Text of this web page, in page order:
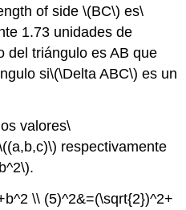
of side \(BC\) es\
1.73 unidades de
del triángulo es AB que
si\(\Delta ABC\) es un
valores\
respectivamente
.
\\ (5)^2&=(\sqrt{2})^2+